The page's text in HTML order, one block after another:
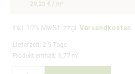
29,20 € / m²
Inkl. 19% MwSt. zzgl. Versandkosten
Lieferzeit: 2-5 Tage
Produkt enthält: 3,77 m²